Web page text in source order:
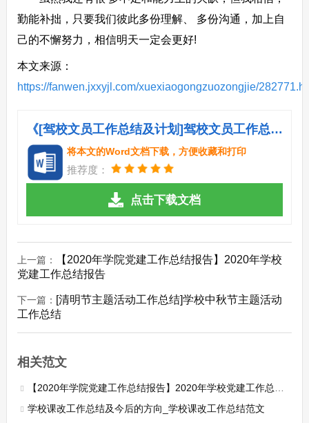
勤能补拙，只要我们彼此多份理解、 多份沟通，加上自
己的不懈努力，相信明天一定会更好!
本文来源：
https://fanwen.jxxyjl.com/xuexiaogongzuozongjie/
《[驾校文员工作总结及计划]驾校文员工作总结.doc》
将本文的Word文档下载，方便收藏和打印
推荐度：
点击下载文档
上一篇：
【2020年学院党建工作总结报告】2020年学校
党建工作总结报告
下一篇：
[清明节主题活动工作总结]学校中秋节主题活动
工作总结
相关范文
【2020年学院党建工作总结报告】2020年学校党建工作总结报告
学校课改工作总结及今后的方向_学校课改工作总结范文